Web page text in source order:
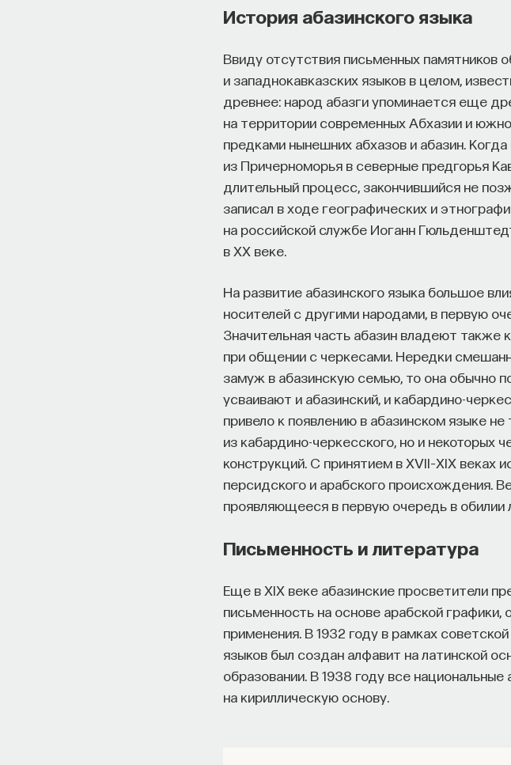
История абазинского языка
Ввиду отсутствия письменных памятников
и западнокавказских языков в целом,
древнее: народ абазги упоминается еще
на территории современных Абхазии и
предками нынешних абхазов и абазин.
из Причерноморья в северные предгорья
длительный процесс, закончившийся не
записал в ходе географических и
на российской службе Иоганн
в ХХ веке.
На развитие абазинского языка большое
носителей с другими народами, в первую
Значительная часть абазин владеют также
при общении с черкесами. Нередки
замуж в абазинскую семью, то она обычно
усваивают и абазинский, и кабардино-
привело к появлению в абазинском языке
из кабардино-черкесского, но и некоторых
конструкций. С принятием в XVII–XIX
персидского и арабского происхождения.
проявляющееся в первую очередь в обилии
Письменность и литература
Еще в XIX веке абазинские просветители
письменность на основе арабской
применения. В 1932 году в рамках
языков был создан алфавит на латинской
образовании. В 1938 году все
на кириллическую основу.